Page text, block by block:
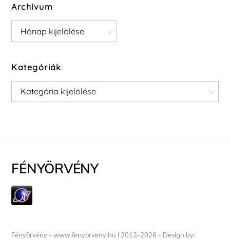
Archívum
Archívum
Kategóriák
Kategóriák
FÉNYÖRVÉNY
Fényörvény - www.fenyorveny.hu I 2013-2026 - Design by: